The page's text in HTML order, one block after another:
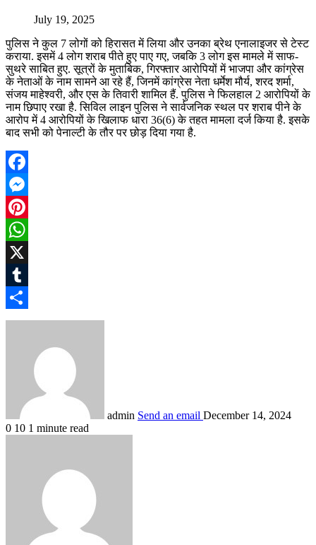
July 19, 2025
पुलिस ने कुल 7 लोगों को हिरासत में लिया और उनका ब्रेथ एनालाइजर से टेस्ट
कराया. इसमें 4 लोग शराब पीते हुए पाए गए, जबकि 3 लोग इस मामले में साफ-
सुथरे साबित हुए. सूत्रों के मुताबिक, गिरफ्तार आरोपियों में भाजपा और कांग्रेस
के नेताओं के नाम सामने आ रहे हैं, जिनमें कांग्रेस नेता धर्मेश मौर्य, शरद शर्मा,
संजय माहेश्वरी, और एस के तिवारी शामिल हैं. पुलिस ने फिलहाल 2 आरोपियों के
नाम छिपाए रखा है. सिविल लाइन पुलिस ने सार्वजनिक स्थल पर शराब पीने के
आरोप में 4 आरोपियों के खिलाफ धारा 36(6) के तहत मामला दर्ज किया है. इसके
बाद सभी को पेनाल्टी के तौर पर छोड़ दिया गया है.
Facebook
Messenger
Pinterest
WhatsApp
X
Tumblr
Share
admin Send an email December 14, 2024
0 10 1 minute read